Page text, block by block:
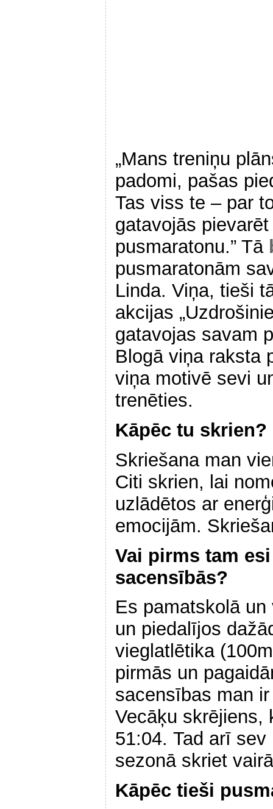
„Mans treniņu
padomi, pašas
Tas viss te – par
gatavojās
pusmaratonu.” Tā
pusmaratonām
Linda. Viņa, tieši
akcijas
gatavojas savam
Blogā viņa raksta
viņa motivē sevi
trenēties.
Kāpēc tu skrien?
Skriešana man
Citi skrien, lai
uzlādētos ar
emocijām.
Vai pirms tam
sacensībās?
Es pamatskolā
un piedalījos
vieglatlētika
pirmās un
sacensības man
Vecāķu skrējiens,
51:04. Tad arī
sezonā skriet
Kāpēc tieši